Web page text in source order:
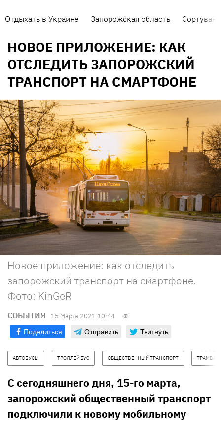
Отдыхать в Украине Запорожская область
НОВОЕ ПРИЛОЖЕНИЕ: КАК
ОТСЛЕДИТЬ ЗАПОРОЖСКИЙ
ТРАНСПОРТ НА СМАРТФОНЕ
Новое приложение: как отследить
запорожский транспорт на смартфоне.
Фото: KinGeR
СОБЫТИЯ 15 Марта 2021 10:44
Поделиться Отправить Твитнуть
АВТОБУСЫ ТРОЛЛЕЙБУС ОБЩЕСТВЕННЫЙ ТРАНСПОРТ ТРАМВАЙ
С сегодняшнего дня, 15-го марта,
запорожский общественный транспорт
подключили к новому мобильному